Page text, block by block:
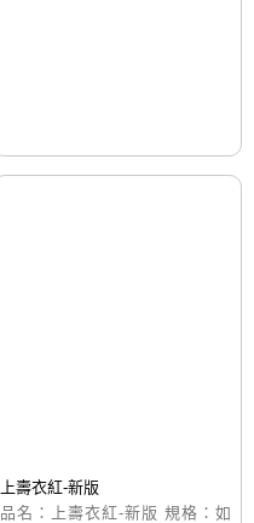
上壽衣紅-新版
品名：上壽衣紅-新版 規格：如